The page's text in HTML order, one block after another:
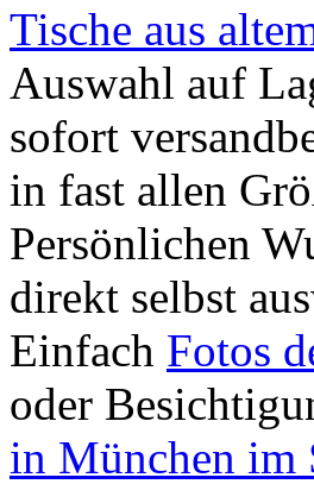
Tische aus
Auswahl auf
sofort
in fast allen
Persönlichen
direkt selbst
Einfach Fotos
oder
in München im